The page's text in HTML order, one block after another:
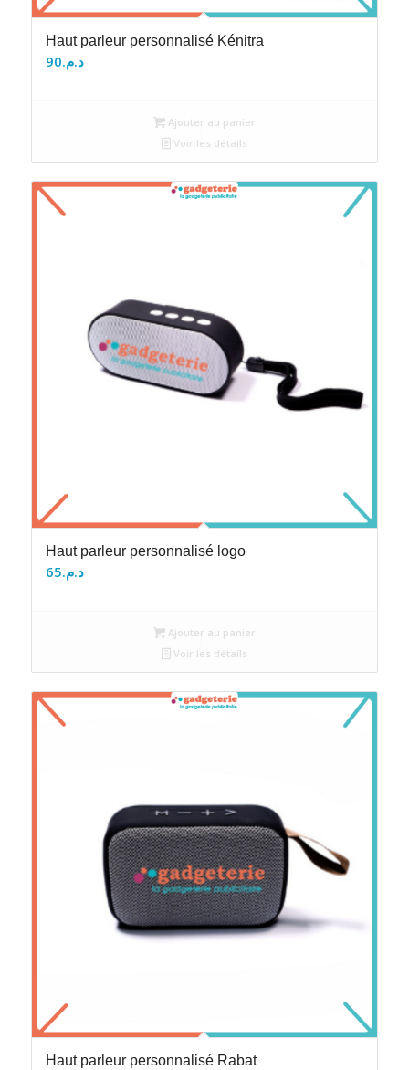
Haut parleur personnalisé Kénitra
د.م.90
Ajouter au panier
Voir les détails
Haut parleur personnalisé logo
د.م.65
Ajouter au panier
Voir les détails
Haut parleur personnalisé Rabat